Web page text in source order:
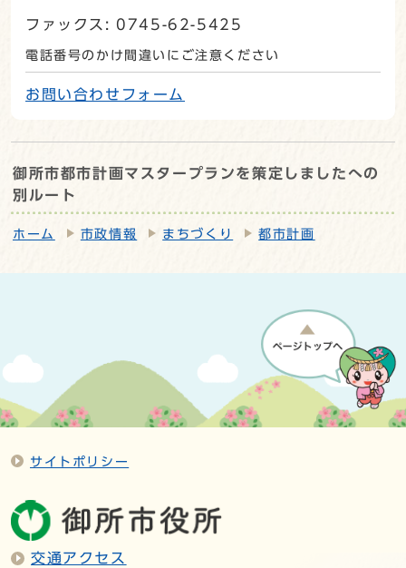
ファックス: 0745-62-5425
電話番号のかけ間違いにご注意ください
お問い合わせフォーム
御所市都市計画マスタープランを策定しましたへの
別ルート
ホーム 市政情報 まちづくり 都市計画
サイトポリシー
交通アクセス